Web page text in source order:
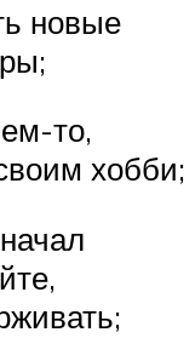
новые
то,
хобби;